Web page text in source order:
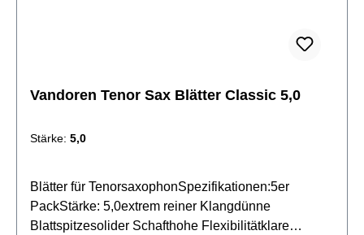
Vandoren Tenor Sax Blätter Classic 5,0
Stärke: 5,0
Blätter für TenorsaxophonSpezifikationen:5er
PackStärke: 5,0extrem reiner Klangdünne
Blattspitzesolider Schafthohe Flexibilitätklare